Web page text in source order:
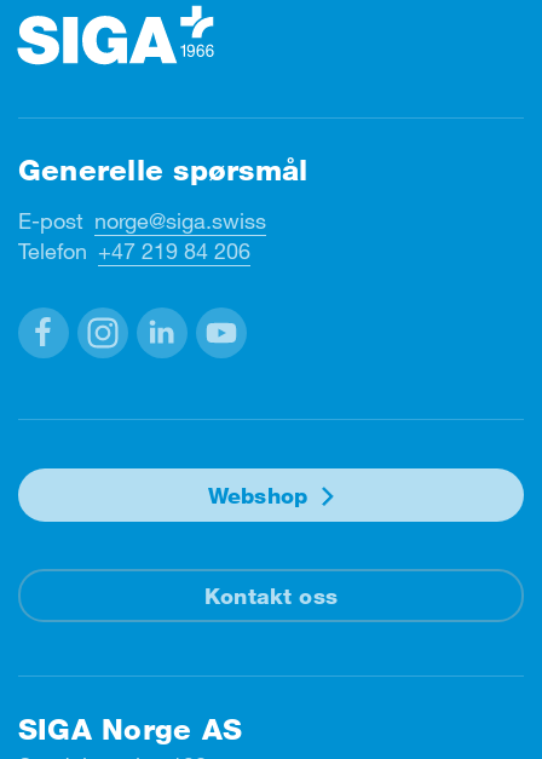
Generelle spørsmål
E-post norge@siga.swiss
Telefon +47 219 84 206
Webshop
Kontakt oss
SIGA Norge AS